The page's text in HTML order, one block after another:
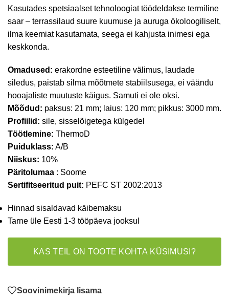
Kasutades spetsiaalset tehnoloogiat töödeldakse termiline
saar – terrassilaud suure kuumuse ja auruga ökoloogiliselt,
ilma keemiat kasutamata, seega ei kahjusta inimesi ega
keskkonda.
Omadused: erakordne esteetiline välimus, laudade
siledus, paistab silma mõõtmete stabiilsusega, ei väändu
hooajaliste muutuste käigus. Samuti ei ole oksi.
Mõõdud: paksus: 21 mm; laius: 120 mm; pikkus: 3000 mm.
Profiilid: sile, sisselõigetega külgedel
Töötlemine: ThermoD
Puiduklass: A/B
Niiskus: 10%
Päritolumaa : Soome
Sertifitseeritud puit: PEFC ST 2002:2013
Hinnad sisaldavad käibemaksu
Tarne üle Eesti 1-3 tööpäeva jooksul
KAS TEIL ON TOOTE KOHTA KÜSIMUSI?
Soovinimekirja lisama